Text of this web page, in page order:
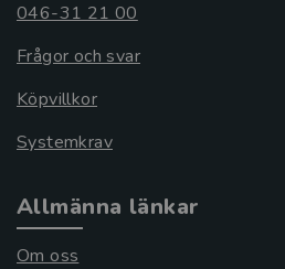
046-31 21 00
Frågor och svar
Köpvillkor
Systemkrav
Allmänna länkar
Om oss